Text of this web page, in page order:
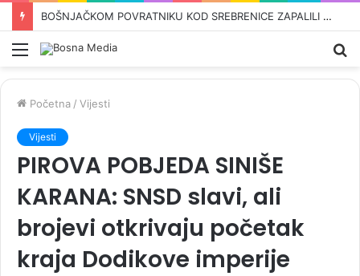
OVO SU KANDIDATI SNSD-a ZA PARLAMENT BiH: Pored Vulićke i Amidžića tu su i…
Meni
Početna / Vijesti
Vijesti
PIROVA POBJEDA SINIŠE
KARANA: SNSD slavi, ali
brojevi otkrivaju početak
kraja Dodikove imperije